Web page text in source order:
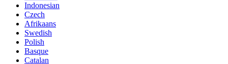
Indonesian
Czech
Afrikaans
Swedish
Polish
Basque
Catalan